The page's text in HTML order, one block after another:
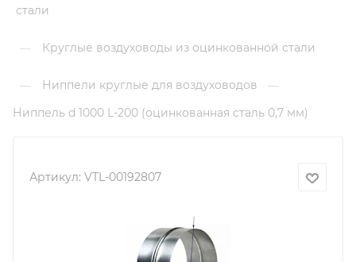
стали
— Круглые воздуховоды из оцинкованной стали
— Ниппели круглые для воздуховодов
—
Ниппель d 1000 L-200 (оцинкованная сталь 0,7 мм)
Артикул: VTL-00192807